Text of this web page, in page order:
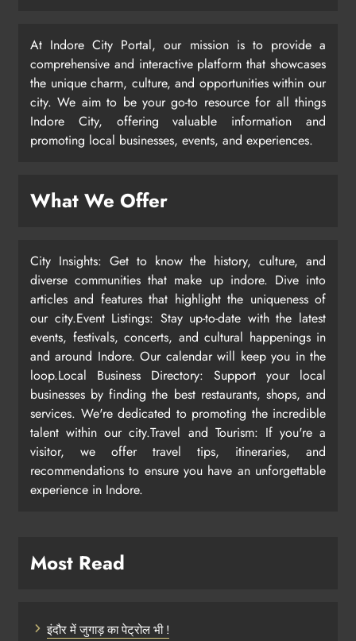
At Indore City Portal, our mission is to provide a
comprehensive and interactive platform that showcases
the unique charm, culture, and opportunities within our
city. We aim to be your go-to resource for all things
Indore City, offering valuable information and
promoting local businesses, events, and experiences.
What We Offer
City Insights: Get to know the history, culture, and
diverse communities that make up indore. Dive into
articles and features that highlight the uniqueness of
our city.Event Listings: Stay up-to-date with the latest
events, festivals, concerts, and cultural happenings in
and around Indore. Our calendar will keep you in the
loop.Local Business Directory: Support your local
businesses by finding the best restaurants, shops, and
services. We're dedicated to promoting the incredible
talent within our city.Travel and Tourism: If you're a
visitor, we offer travel tips, itineraries, and
recommendations to ensure you have an unforgettable
experience in Indore.
Most Read
इंदौर में जुगाड़ का पेट्रोल भी !